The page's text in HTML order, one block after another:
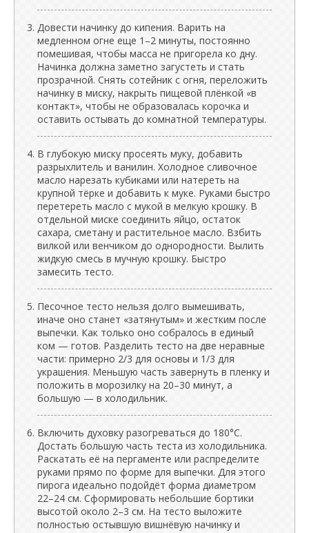
Довести начинку до кипения. Варить на
медленном огне еще 1–2 минуты, постоянно
помешивая, чтобы масса не пригорела ко дну.
Начинка должна заметно загустеть и стать
прозрачной. Снять сотейник с огня, переложить
начинку в миску, накрыть пищевой плёнкой «в
контакт», чтобы не образовалась корочка и
оставить остывать до комнатной температуры.
В глубокую миску просеять муку, добавить
разрыхлитель и ванилин. Холодное сливочное
масло нарезать кубиками или натереть на
крупной тёрке и добавить к муке. Руками быстро
перетереть масло с мукой в мелкую крошку. В
отдельной миске соединить яйцо, остаток
сахара, сметану и растительное масло. Взбить
вилкой или венчиком до однородности. Вылить
жидкую смесь в мучную крошку. Быстро
замесить тесто.
Песочное тесто нельзя долго вымешивать,
иначе оно станет «затянутым» и жестким после
выпечки. Как только оно собралось в единый
ком — готов. Разделить тесто на две неравные
части: примерно 2/3 для основы и 1/3 для
украшения. Меньшую часть завернуть в пленку и
положить в морозилку на 20–30 минут, а
большую — в холодильник.
Включить духовку разогреваться до 180°C.
Достать большую часть теста из холодильника.
Раскатать её на пергаменте или распределите
руками прямо по форме для выпечки. Для этого
пирога идеально подойдёт форма диаметром
22–24 см. Сформировать небольшие бортики
высотой около 2–3 см. На тесто выложите
полностью остывшую вишнёвую начинку и